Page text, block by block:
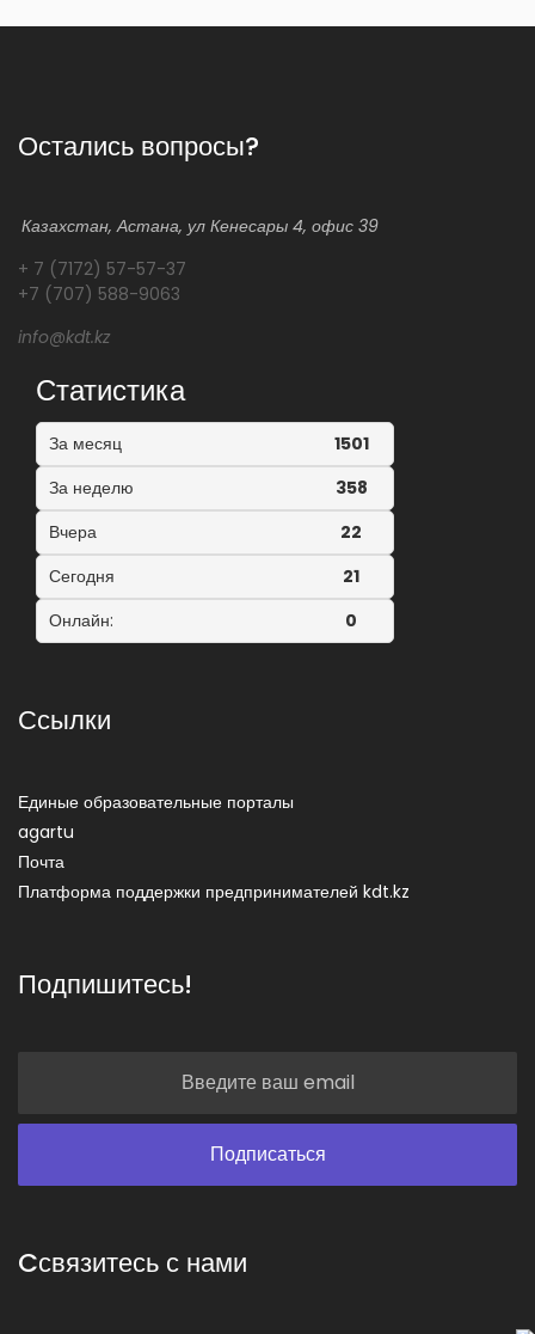
Остались вопросы?
Казахстан, Астана, ул Кенесары 4, офис 39
+ 7 (7172) 57-57-37
+7 (707) 588-9063
info@kdt.kz
Статистика
За месяц
1501
За неделю
358
Вчера
22
Сегодня
21
Онлайн:
0
Ссылки
Единые образовательные порталы
agartu
Почта
Платформа поддержки предпринимателей kdt.kz
Подпишитесь!
Cсвязитесь с нами